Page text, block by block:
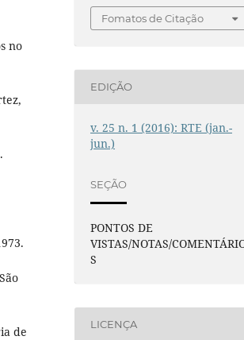
no
de
Fomatos de Citação
EDIÇÃO
v. 25 n. 1 (2016): RTE (jan.-
jun.)
SEÇÃO
PONTOS DE
VISTAS/NOTAS/
S
LICENÇA